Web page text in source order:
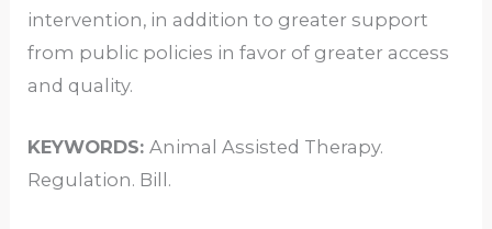
intervention, in addition to greater support
from public policies in favor of greater access
and quality.
KEYWORDS:Animal Assisted Therapy.
Regulation. Bill.